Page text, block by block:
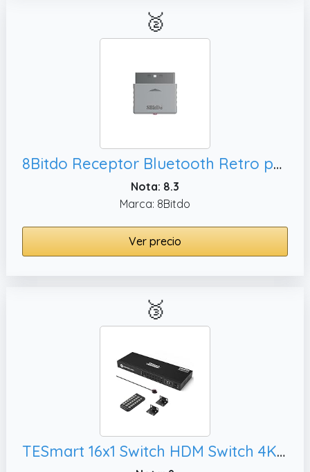
🥈
8Bitdo Receptor Bluetooth Retro para Consola PS1 PS2 y Windows, Switch Pro y Mando de PS5/PS4
Nota: 8.3
Marca: 8Bitdo
Ver precio
🥉
TESmart 16x1 Switch HDM Switch 4K@60Hz, TV (Negro)